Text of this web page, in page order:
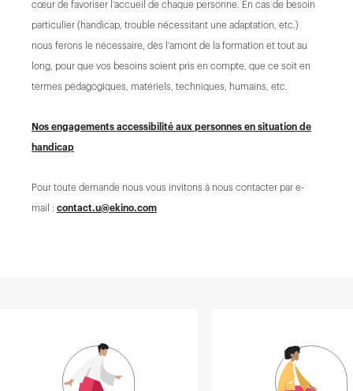
cœur de favoriser l’accueil de chaque personne. En cas de besoin
particulier (handicap, trouble nécessitant une adaptation, etc.)
nous ferons le nécessaire, dès l’amont de la formation et tout au
long, pour que vos besoins soient pris en compte, que ce soit en
termes pédagogiques, matériels, techniques, humains, etc.
Nos engagements accessibilité aux personnes en situation de
handicap
Pour toute demande nous vous invitons à nous contacter par e-
mail : contact.u@ekino.com